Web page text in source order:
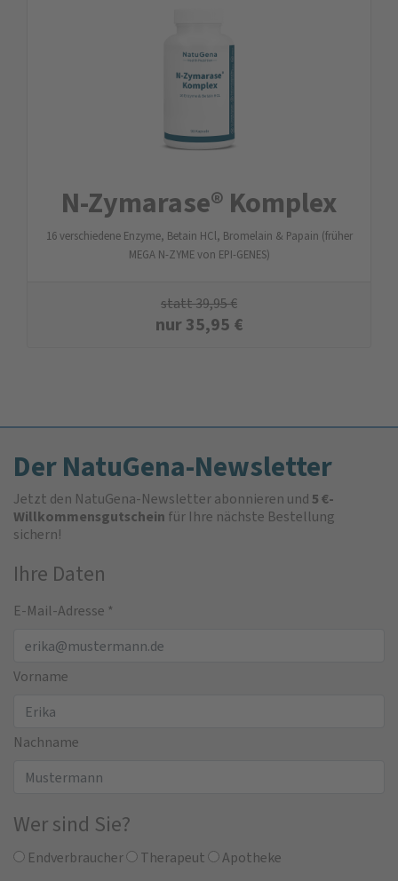
N-Zymarase® Komplex
16 verschiedene Enzyme, Betain HCl, Bromelain & Papain (früher
MEGA N-ZYME von EPI-GENES)
statt39,95€
nur35,95 €
Der NatuGena-Newsletter
Jetzt den NatuGena-Newsletter abonnieren und5 €-
Willkommensgutschein für Ihre nächste Bestellung
sichern!
Ihre Daten
E-Mail-Adresse *
Vorname
Nachname
Wer sind Sie?
Endverbraucher Therapeut Apotheke